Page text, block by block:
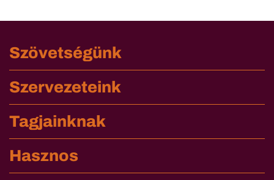
Szövetségünk
Szervezeteink
Tagjainknak
Hasznos